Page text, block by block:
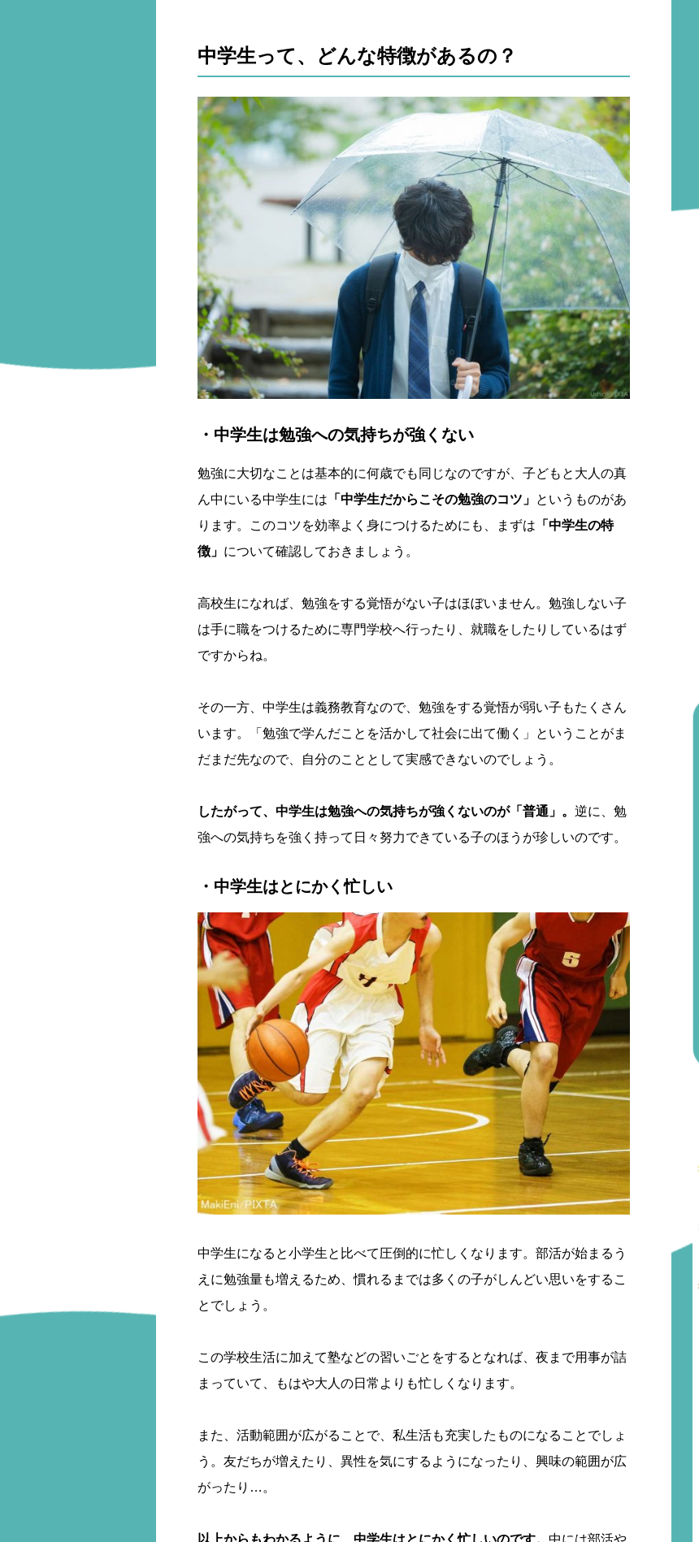
中学生って、どんな特徴があるの？
・中学生は勉強への気持ちが強くない
勉強に大切なことは基本的に何歳でも同じなのですが、子どもと大人の真
ん中にいる中学生には 「中学生だからこその勉強のコツ」 というものがあ
ります。このコツを効率よく身につけるためにも、まずは 「中学生の特
徴」 について確認しておきましょう。
高校生になれば、勉強をする覚悟がない子はほぼいません。勉強しない子
は手に職をつけるために専門学校へ行ったり、就職をしたりしているはず
ですからね。
その一方、中学生は義務教育なので、勉強をする覚悟が弱い子もたくさん
います。「勉強で学んだことを活かして社会に出て働く」ということがま
だまだ先なので、自分のこととして実感できないのでしょう。
したがって、中学生は勉強への気持ちが強くないのが「普通」。 逆に、勉
強への気持ちを強く持って日々努力できている子のほうが珍しいのです。
・中学生はとにかく忙しい
中学生になると小学生と比べて圧倒的に忙しくなります。部活が始まるう
えに勉強量も増えるため、慣れるまでは多くの子がしんどい思いをするこ
とでしょう。
この学校生活に加えて塾などの習いごとをするとなれば、夜まで用事が詰
まっていて、もはや大人の日常よりも忙しくなります。
また、活動範囲が広がることで、私生活も充実したものになることでしょ
う。友だちが増えたり、異性を気にするようになったり、興味の範囲が広
がったり…。